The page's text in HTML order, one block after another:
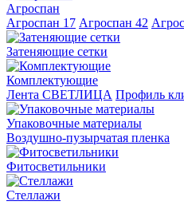
Агроспан
Агроспан 17 Агроспан 42
Затеняющие сетки
Комплектующие
Лента СВЕТЛИЦА Профиль
Упаковочные материалы
Воздушно-пузырчатая пленка
Фитосветильники
Стеллажи